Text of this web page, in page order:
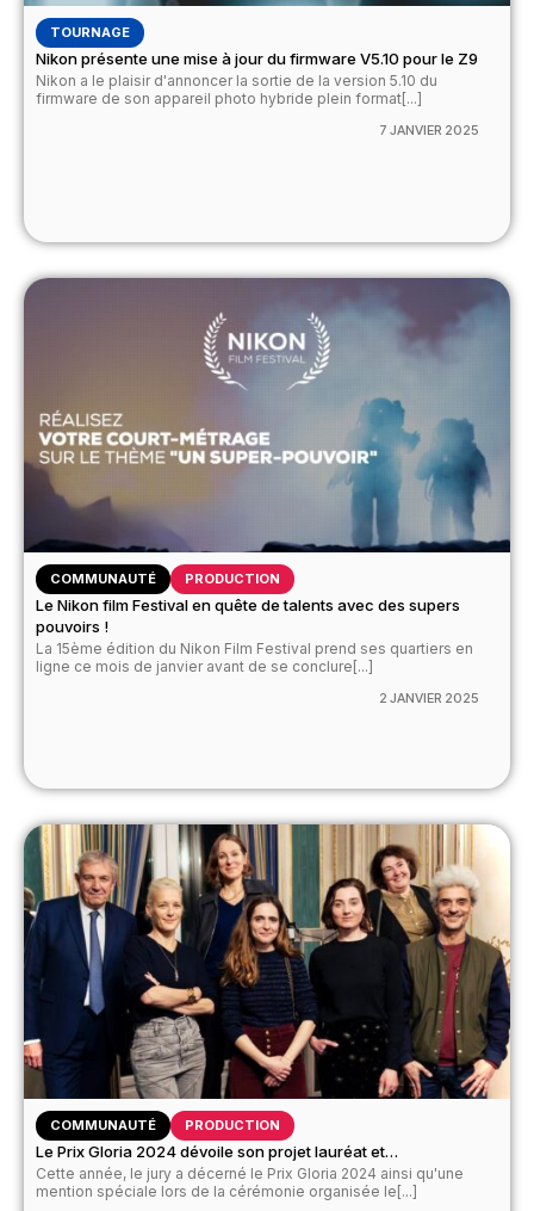
TOURNAGE
Nikon présente une mise à jour du firmware V5.10 pour le Z9
Nikon a le plaisir d'annoncer la sortie de la version 5.10 du
firmware de son appareil photo hybride plein format[...]
7 JANVIER 2025
COMMUNAUTÉ PRODUCTION
Le Nikon film Festival en quête de talents avec des supers
pouvoirs !
La 15ème édition du Nikon Film Festival prend ses quartiers en
ligne ce mois de janvier avant de se conclure[...]
2 JANVIER 2025
COMMUNAUTÉ PRODUCTION
Le Prix Gloria 2024 dévoile son projet lauréat et…
Cette année, le jury a décerné le Prix Gloria 2024 ainsi qu'une
mention spéciale lors de la cérémonie organisée le[...]